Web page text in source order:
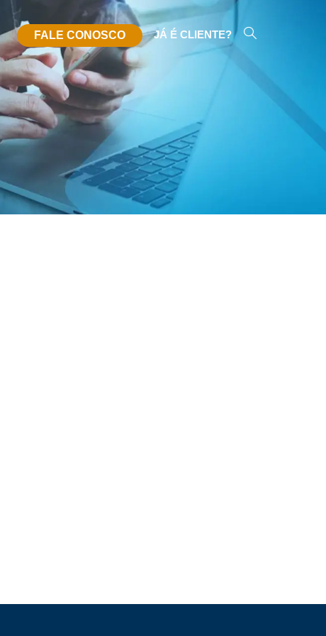
FALE CONOSCO JÁ É CLIENTE?